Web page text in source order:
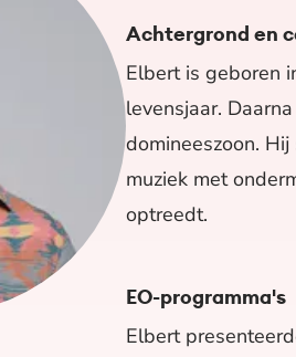
Achtergrond en
Elbert is geboren
levensjaar.
domineeszoon.
muziek met
optreedt.
EO-programma's
Elbert